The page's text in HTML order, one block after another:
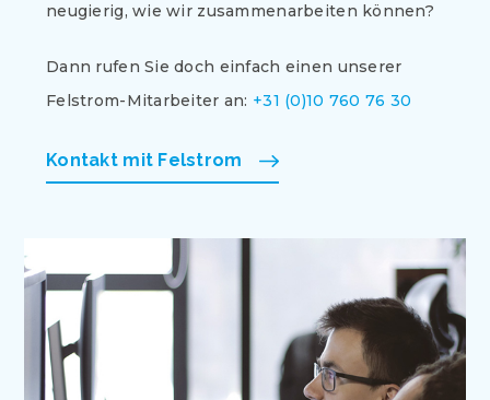
neugierig, wie wir zusammenarbeiten können?
Dann rufen Sie doch einfach einen unserer
Felstrom-Mitarbeiter an: +31 (0)10 760 76 30
Kontakt mit Felstrom